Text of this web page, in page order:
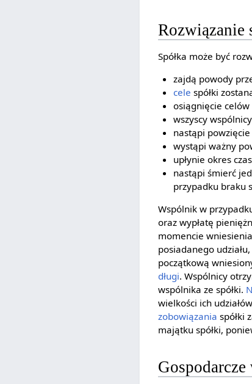
Rozwiązanie
Spółka może być
zajdą powody
cele spółki
osiągnięcie celów
wszyscy
nastąpi
wystąpi ważny
upłynie okres
nastąpi śmierć
przypadku braku
Wspólnik w
oraz wypłatę
momencie
posiadanego
początkową
długi. Wspólnicy
wspólnika ze spółki.
wielkości ich
zobowiązania spółki
majątku spółki,